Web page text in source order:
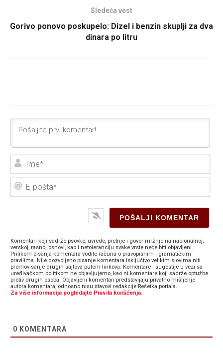
Sledeća vest
Gorivo ponovo poskupelo: Dizel i benzin skuplji za dva
dinara po litru
E-
Komentari koji sadrže psovke, uvrede, pretnje i govor mržnje na nacionalnoj,
verskoj, rasnoj osnovi, kao i netoleranciju svake vrste neće biti objavljeni.
Prilikom pisanja komentara vodite računa o pravopisnim i gramatičkim
pravilima. Nije dozvoljeno pisanje komentara isključivo velikim slovima niti
promovisanje drugih sajtova putem linkova. Komentare i sugestije u vezi sa
uređivačkom politikom ne objavljujemo, kao ni komentare koji sadrže optužbe
protiv drugih osoba. Objavljeni komentari predstavljaju privatno mišljenje
autora komentara, odnosno nisu stavovi redakcije Rešetka portala.
Za više informacija pogledajte Pravila korišćenja.
0 KOMENTARA